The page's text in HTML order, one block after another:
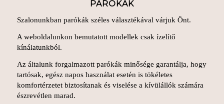
PARÓKÁK
Szalonunkban parókák széles választékával várjuk Önt.
A weboldalunkon bemutatott modellek csak ízelítő
kínálatunkból.
Az általunk forgalmazott parókák minősége garantálja, hogy
tartósak, egész napos használat esetén is tökéletes
komfortérzetet biztosítanak és viselése a kívülállók számára
észrevétlen marad.